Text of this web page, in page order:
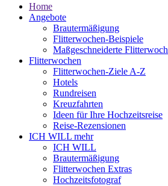
Home
Angebote
Brautermäßigung
Flitterwochen-Beispiele
Maßgeschneiderte
Flitterwochen
Flitterwochen-Ziele A-Z
Hotels
Rundreisen
Kreuzfahrten
Ideen für Ihre Hochzeitsreise
Reise-Rezensionen
ICH WILL mehr
ICH WILL
Brautermäßigung
Flitterwochen Extras
Hochzeitsfotograf